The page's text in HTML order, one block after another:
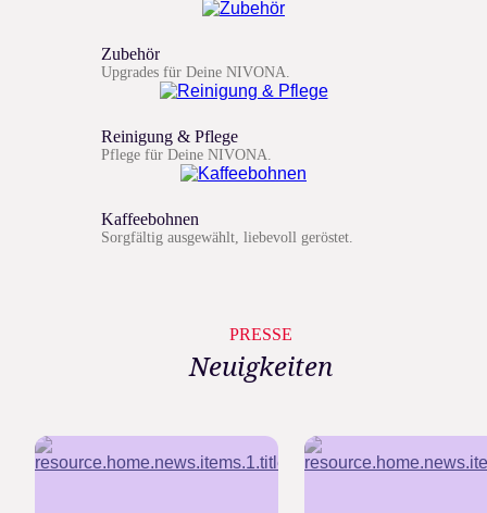
Zubehör
Upgrades für Deine NIVONA.
Reinigung & Pflege
Pflege für Deine NIVONA.
Kaffeebohnen
Sorgfältig ausgewählt, liebevoll geröstet.
PRESSE
Neuigkeiten